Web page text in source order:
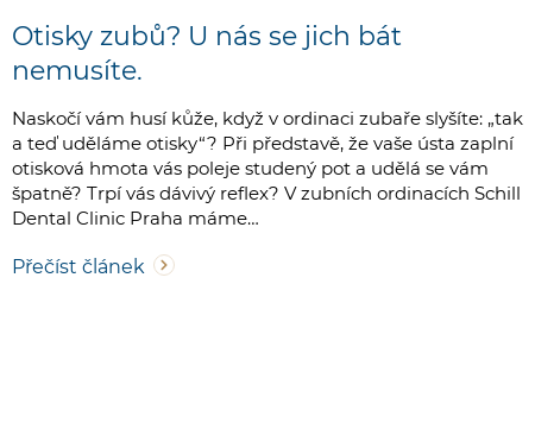
Otisky zubů? U nás se jich bát
nemusíte.
Naskočí vám husí kůže, když v ordinaci zubaře slyšíte: „tak
a teď uděláme otisky“? Při představě, že vaše ústa zaplní
otisková hmota vás poleje studený pot a udělá se vám
špatně? Trpí vás dávivý reflex? V zubních ordinacích Schill
Dental Clinic Praha máme…
Přečíst článek